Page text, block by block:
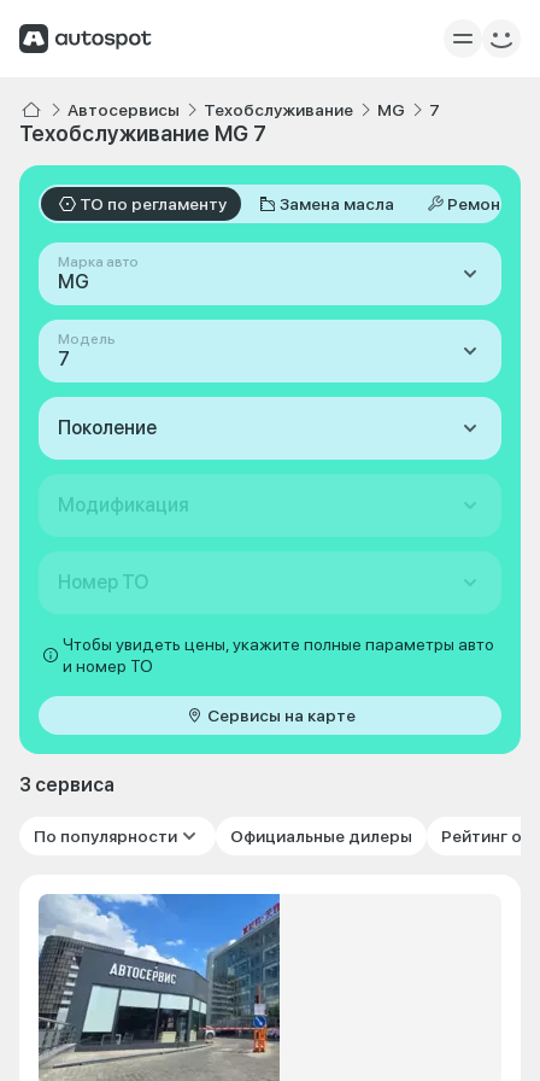
Автосервисы Техобслуживание MG 7
Техобслуживание MG 7
ТО по регламенту Замена масла Ремонт
Марка авто
MG
Модель
7
Поколение
Модификация
Номер ТО
Чтобы увидеть цены, укажите полные параметры авто
и номер ТО
Сервисы на карте
3 сервиса
По популярности Официальные дилеры Рейтинг